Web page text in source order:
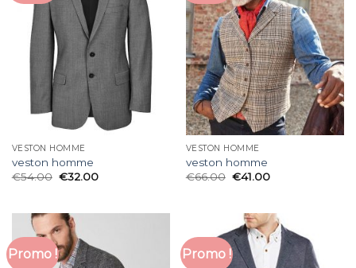
VESTON HOMME
veston homme
€54.00 €32.00
VESTON HOMME
veston homme
€66.00 €41.00
Promo ! Promo !